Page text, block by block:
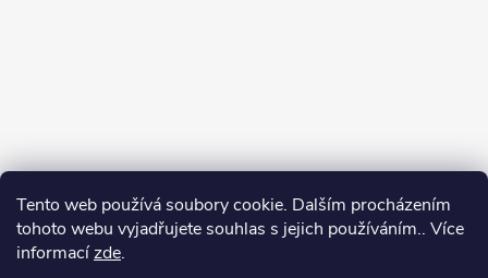
Tento web používá soubory cookie. Dalším procházením
tohoto webu vyjadřujete souhlas s jejich používáním.. Více
informacízde.